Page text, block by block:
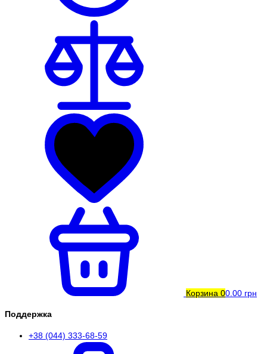
Корзина 00.00 грн
Поддержка
+38 (044) 333-68-59